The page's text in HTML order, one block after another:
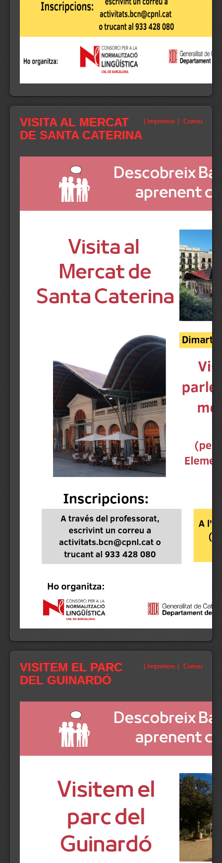
Correu
| Imprimeix |
VISITA AL MERCAT
DE SANTA CATERINA
Correu
| Imprimeix |
VISITEM EL PARC
DEL GUINARDÓ